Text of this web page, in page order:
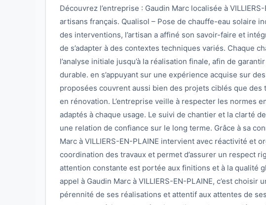
Découvrez l’entreprise : Gaudin Marc localisée à
artisans français. Qualisol – Pose de chauffe-eau solaire
des interventions, l’artisan a affiné son savoir-faire et
de s’adapter à des contextes techniques variés. Chaque
l’analyse initiale jusqu’à la réalisation finale, afin de
durable. en s’appuyant sur une expérience acquise sur
proposées couvrent aussi bien des projets ciblés que des
en rénovation. L’entreprise veille à respecter les normes
adaptés à chaque usage. Le suivi de chantier et la clarté
une relation de confiance sur le long terme. Grâce à sa
Marc à VILLIERS-EN-PLAINE intervient avec réactivité et
coordination des travaux et permet d’assurer un respect
attention constante est portée aux finitions et à la qualité
appel à Gaudin Marc à VILLIERS-EN-PLAINE, c’est
pérennité de ses réalisations et attentif aux attentes de